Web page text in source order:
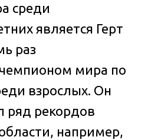
среди
является Герт
раз
мира по
взрослых. Он
ряд рекордов
например,